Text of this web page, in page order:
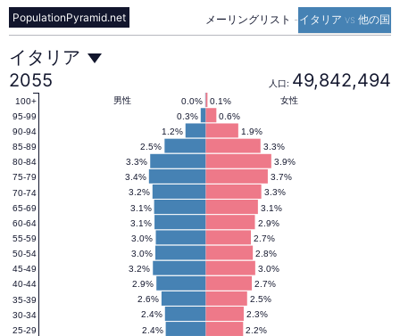
メーリングリスト - イタリア vs 他の国
PopulationPyramid.net
イ
タ
リ
ア
の
人
イタリア
2055
人口: 49,842,494
2.2%
2.4%
2.3%
2.4%
2.5%
2.6%
2.7%
2.9%
3.0%
3.2%
2.8%
3.0%
2.7%
3.0%
2.9%
3.1%
3.1%
3.1%
3.3%
3.2%
3.7%
3.4%
3.9%
3.3%
3.3%
2.5%
1.9%
1.2%
0.6%
0.3%
0.1%
0.0% 女性
男性
25-29
30-34
35-39
40-44
45-49
50-54
55-59
60-64
65-69
70-74
75-79
80-84
85-89
90-94
95-99
100+